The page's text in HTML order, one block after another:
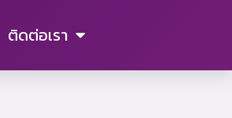
ติดต่อเรา